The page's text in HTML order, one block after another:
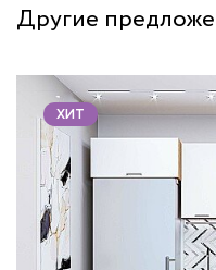
Другие
ХИТ